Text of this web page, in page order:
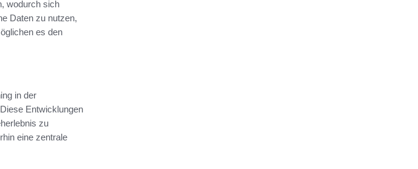
wodurch sich
Daten zu nutzen,
es den
in der
Entwicklungen
zu
eine zentrale